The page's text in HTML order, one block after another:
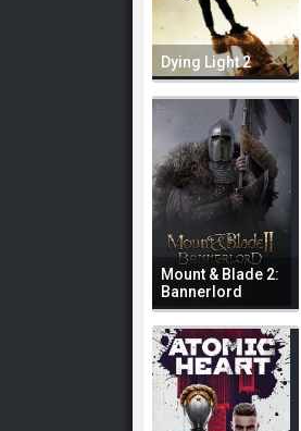
Dying Light 2
Mount & Blade 2:
Bannerlord